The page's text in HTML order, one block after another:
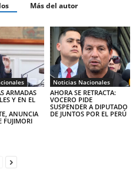
Más del autor
ARMADAS
Y EN EL
ANUNCIA
FUJIMORI
Noticias Nacionales
AHORA SE RETRACTA:
VOCERO PIDE
SUSPENDER A DIPUTADO
DE JUNTOS POR EL PERÚ